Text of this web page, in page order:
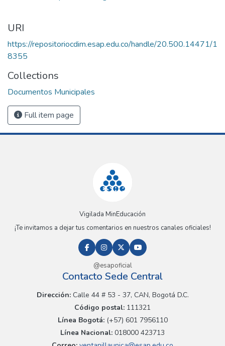
URI
https://repositoriocdim.esap.edu.co/handle/20.500.14471/1
8355
Collections
Documentos Municipales
Full item page
Vigilada MinEducación
¡Te invitamos a dejar tus comentarios en nuestros canales oficiales!
@esapoficial
Contacto Sede Central
Dirección:Calle 44 # 53 - 37, CAN, Bogotá D.C.
Código postal: 111321
Línea Bogotá:(+57) 601 7956110
Línea Nacional: 018000 423713